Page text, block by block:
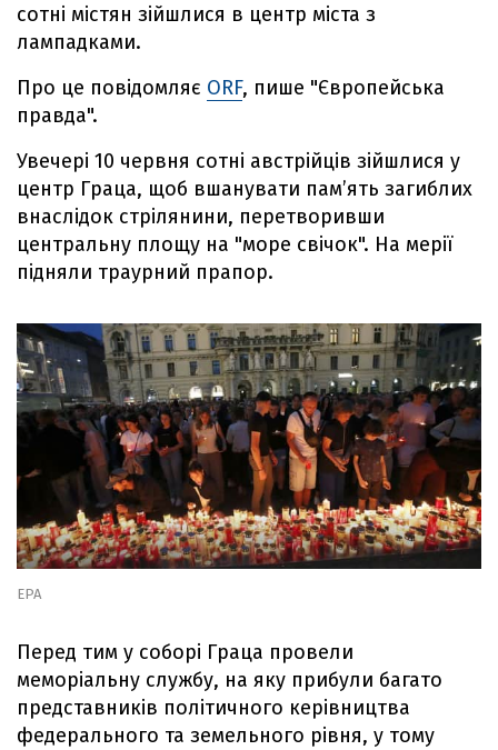
сотні містян зійшлися в центр міста з
лампадками.
Про це повідомляє ORF, пише "Європейська
правда".
Увечері 10 червня сотні австрійців зійшлися у
центр Граца, щоб вшанувати пам’ять загиблих
внаслідок стрілянини, перетворивши
центральну площу на "море свічок". На мерії
підняли траурний прапор.
EPA
Перед тим у соборі Граца провели
меморіальну службу, на яку прибули багато
представників політичного керівництва
федерального та земельного рівня, у тому